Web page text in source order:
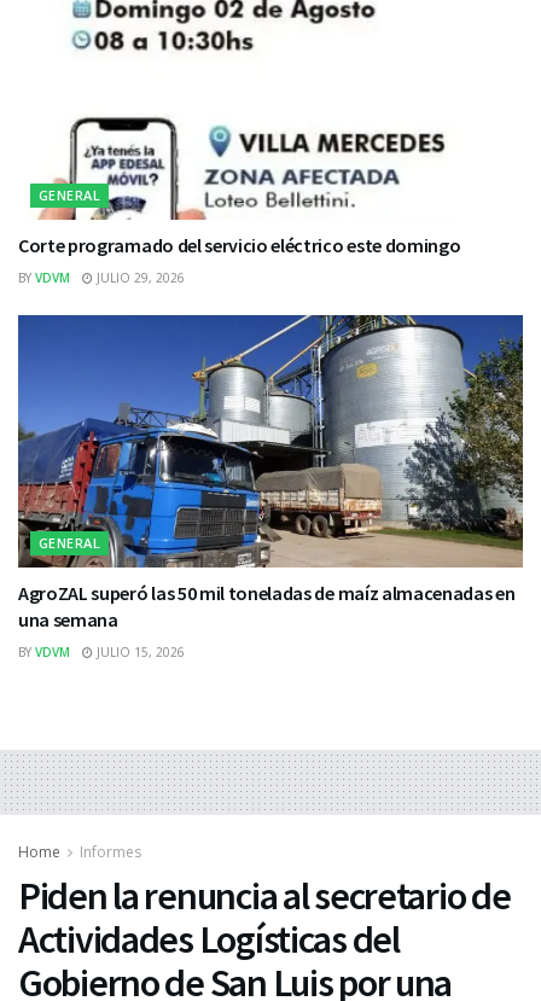
GENERAL
Corte programado del servicio eléctrico este domingo
BY VDVM JULIO 29, 2026
GENERAL
AgroZAL superó las 50 mil toneladas de maíz almacenadas en
una semana
BY VDVM JULIO 15, 2026
Home Informes
Piden la renuncia al secretario de
Actividades Logísticas del
Gobierno de San Luis por una